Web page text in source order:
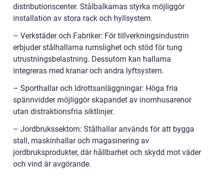
distributionscenter. Stålbalkarnas styrka möjliggör
installation av stora rack och hyllsystem.
– Verkstäder och Fabriker: För tillverkningsindustrin
erbjuder stålhallarna rumslighet och stöd för tung
utrustningsbelastning. Dessutom kan hallarna
integreras med kranar och andra lyftsystem.
– Sporthallar och Idrottsanläggningar: Höga fria
spännvidder möjliggör skapandet av inomhusarenor
utan distraktionsfria siktlinjer.
– Jordbrukssektorn: Stålhallar används för att bygga
stall, maskinhallar och magasinering av
jordbruksprodukter, där hållbarhet och skydd mot väder
och vind är avgörande.